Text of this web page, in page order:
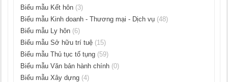
Biểu mẫu Kết hôn (3)
Biểu mẫu Kinh doanh - Thương mại - Dịch vụ (48)
Biểu mẫu Ly hôn (6)
Biểu mẫu Sở hữu trí tuệ (15)
Biểu mẫu Thủ tục tố tụng (59)
Biểu mẫu Văn bản hành chính (0)
Biểu mẫu Xây dựng (4)